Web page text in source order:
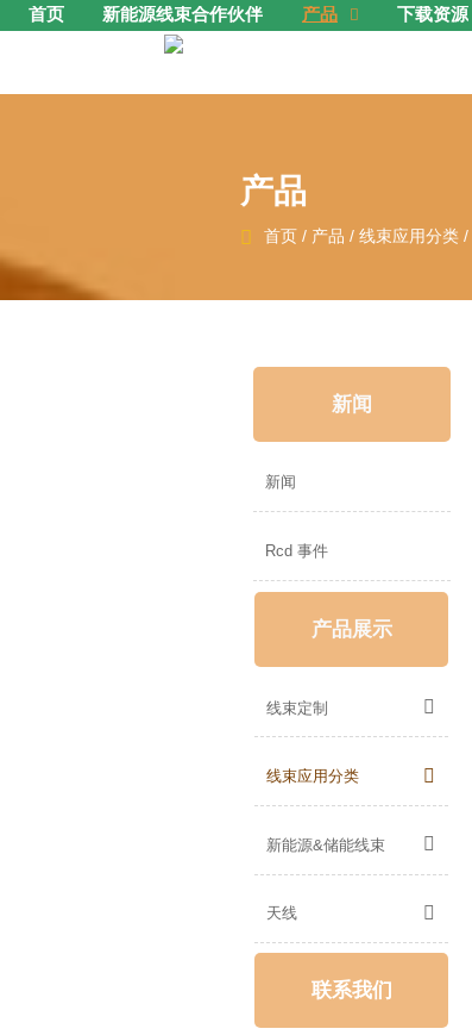
首页 新能源线束合作伙伴 产品  下载资源
产品
 首页/ 产品 / 线束应用分类/
新闻
新闻
Rcd 事件
产品展示
线束定制 
线束应用分类 
新能源&储能线束 
天线 
联系我们